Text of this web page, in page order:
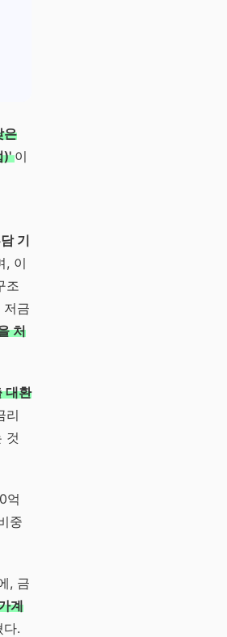
은
)' 이
기
, 이
조
저금
처
대환
리
것
억
중
, 금
계
다.